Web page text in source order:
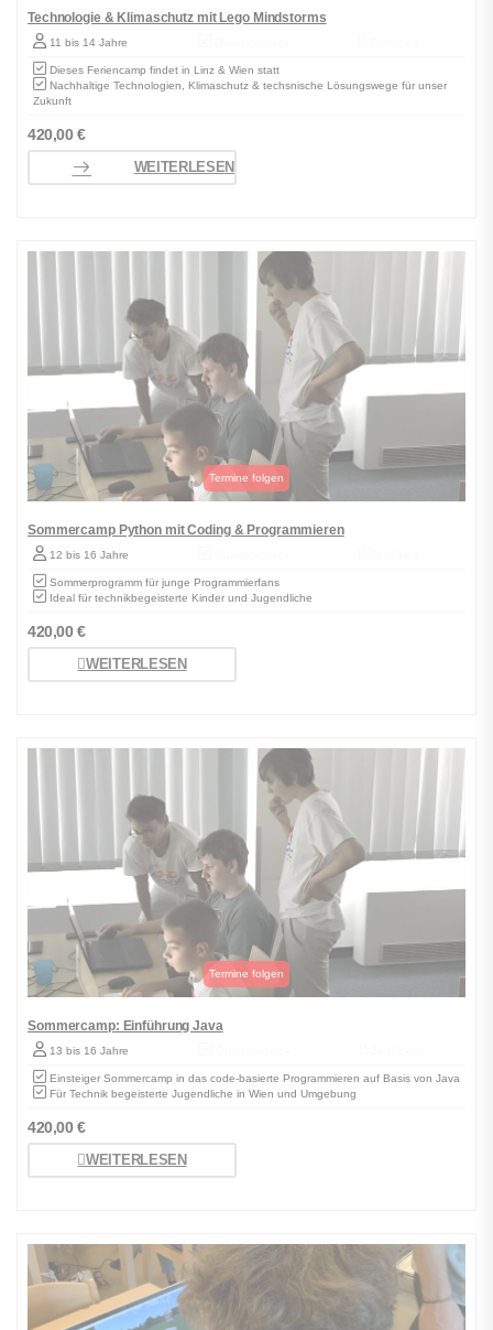
Technologie & Klimaschutz mit Lego Mindstorms
11 bis 14 Jahre
Dieses Feriencamp findet in Linz & Wien statt
Nachhaltige Technologien, Klimaschutz & techsnische Lösungswege für unser
Zukunft
420,00€
WEITERLESEN
Sommercamp Python mit Coding & Programmieren
12 bis 16 Jahre
Sommerprogramm für junge Programmierfans
Ideal für technikbegeisterte Kinder und Jugendliche
420,00€
WEITERLESEN
Sommercamp: Einführung Java
13 bis 16 Jahre
Einsteiger Sommercamp in das code-basierte Programmieren auf Basis von Java
Für Technik begeisterte Jugendliche in Wien und Umgebung
420,00€
WEITERLESEN